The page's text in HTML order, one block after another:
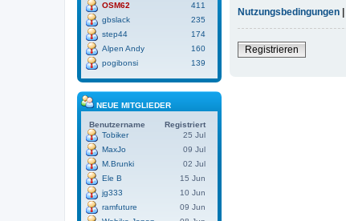
Nutzungsbedingungen |
Registrieren
OSM62
411
gbslack
235
step44
174
Alpen Andy
160
pogibonsi
139
NEUE MITGLIEDER
Benutzername
Registriert
Tobiker
25 Jul
MaxJo
09 Jul
M.Brunki
02 Jul
Ele B
15 Jun
jg333
10 Jun
ramfuture
09 Jun